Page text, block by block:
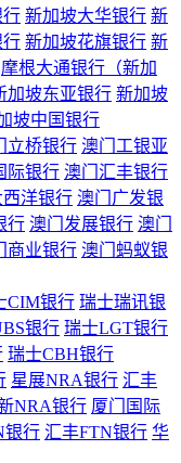
行 新加坡大华银行 新
行 新加坡花旗银行 新
摩根大通银行（新加
加坡东亚银行 新加坡
坡中国银行
立桥银行 澳门工银亚
际银行 澳门汇丰银行
洋银行 澳门广发银
行 澳门发展银行 澳门
商业银行 澳门蚂蚁银
CIM银行 瑞士瑞讯银
银行 瑞士LGT银行
瑞士CBH银行
星展NRA银行 汇丰
NRA银行 厦门国际
银行 汇丰FTN银行 华